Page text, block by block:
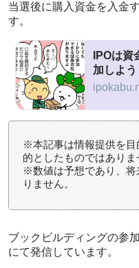
当選後に購入資金を入金
す。
IPOは
加しよう
※本記事は情報提供を目
的としたものではありま
※数値は予想であり、将
りません。
ブックビルディングの参
にて発信しています。